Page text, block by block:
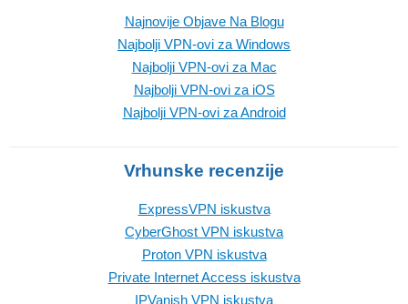
Najnovije Objave Na Blogu
Najbolji VPN-ovi za Windows
Najbolji VPN-ovi za Mac
Najbolji VPN-ovi za iOS
Najbolji VPN-ovi za Android
Vrhunske recenzije
ExpressVPN iskustva
CyberGhost VPN iskustva
Proton VPN iskustva
Private Internet Access iskustva
IPVanish VPN iskustva